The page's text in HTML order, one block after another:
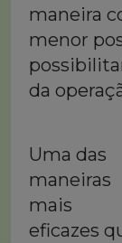
maneira
menor
da
Uma das
maneiras
mais
eficazes